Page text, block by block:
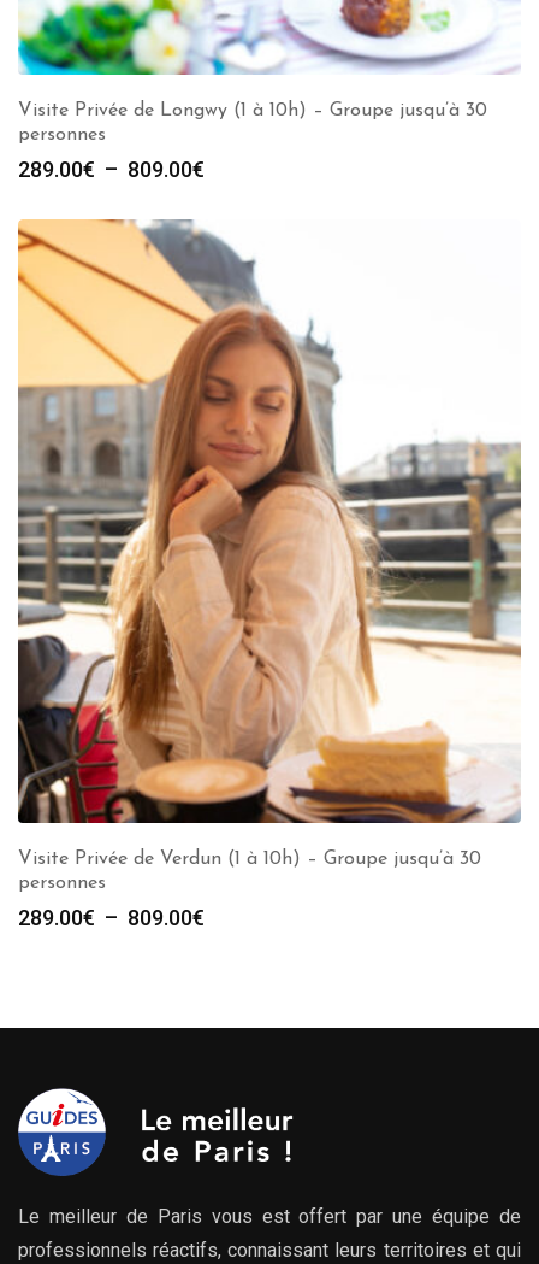
Visite Privée de Longwy (1 à 10h) – Groupe jusqu’à 30
personnes
289.00€ – 809.00€
prix :
289.00€
à
809.00€
Visite Privée de Verdun (1 à 10h) – Groupe jusqu’à 30
personnes
289.00€ – 809.00€
à
Le meilleur de Paris vous est offert par une équipe de
professionnels réactifs, connaissant leurs territoires et qui